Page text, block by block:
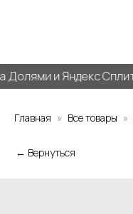
и Яндекс Сплит
Главная Все товары
← Вернуться